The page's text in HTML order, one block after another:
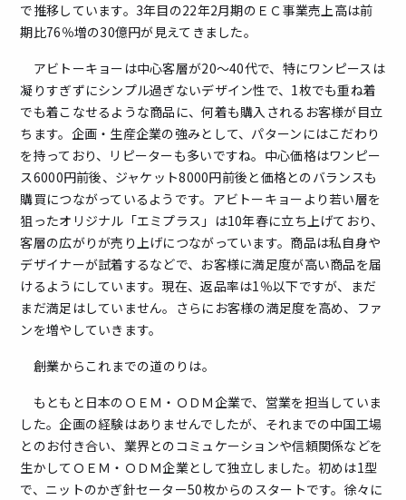
で推移しています。3年目の22年2月期のＥＣ事業売上高は前
期比76％増の30億円が見えてきました。
アビトーキョーは中心客層が20～40代で、特にワンピースは
凝りすぎずにシンプル過ぎないデザイン性で、1枚でも重ね着
でも着こなせるような商品に、何着も購入されるお客様が目立
ちます。企画・生産企業の強みとして、パターンにはこだわり
を持っており、リピーターも多いですね。中心価格はワンピー
ス6000円前後、ジャケット8000円前後と価格とのバランスも
購買につながっているようです。アビトーキョーより若い層を
狙ったオリジナル「エミプラス」は10年春に立ち上げており、
客層の広がりが売り上げにつながっています。商品は私自身や
デザイナーが試着するなどで、お客様に満足度が高い商品を届
けるようにしています。現在、返品率は1％以下ですが、まだ
まだ満足はしていません。さらにお客様の満足度を高め、ファ
ンを増やしていきます。
――創業からこれまでの道のりは。
もともと日本のＯＥＭ・ＯＤＭ企業で、営業を担当していま
した。企画の経験はありませんでしたが、それまでの中国工場
とのお付き合い、業界とのコミュケーションや信頼関係などを
生かしてＯＥＭ・ＯＤＭ企業として独立しました。初めは1型
で、ニットのかぎ針セーター50枚からのスタートです。徐々に